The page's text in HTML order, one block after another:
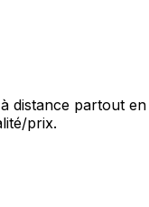
partout
prix.